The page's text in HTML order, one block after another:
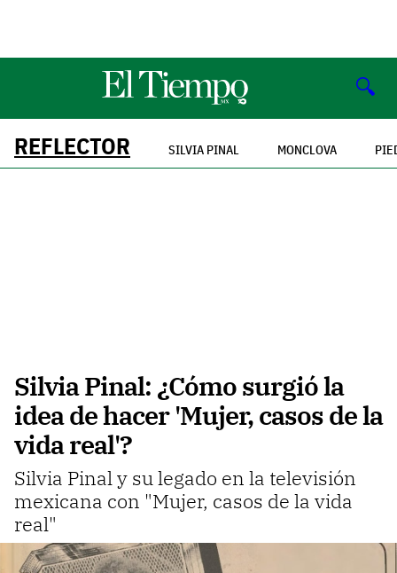
🔍
REFLECTOR SILVIA PINAL MONCLOVA
Silvia Pinal: ¿Cómo surgió la
idea de hacer 'Mujer, casos de la
vida real'?
Silvia Pinal y su legado en la televisión
mexicana con "Mujer, casos de la vida
real"